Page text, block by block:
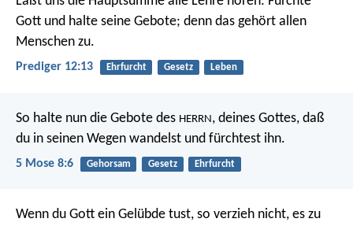
Gott und halte seine Gebote; denn das gehört allen
Menschen zu.
Prediger 12:13 Ehrfurcht Gesetz Leben
So halte nun die Gebote des HERRN, deines Gottes, daß
du in seinen Wegen wandelst und fürchtest ihn.
5 Mose 8:6 Gehorsam Gesetz Ehrfurcht
Wenn du Gott ein Gelübde tust, so verzieh nicht, es zu